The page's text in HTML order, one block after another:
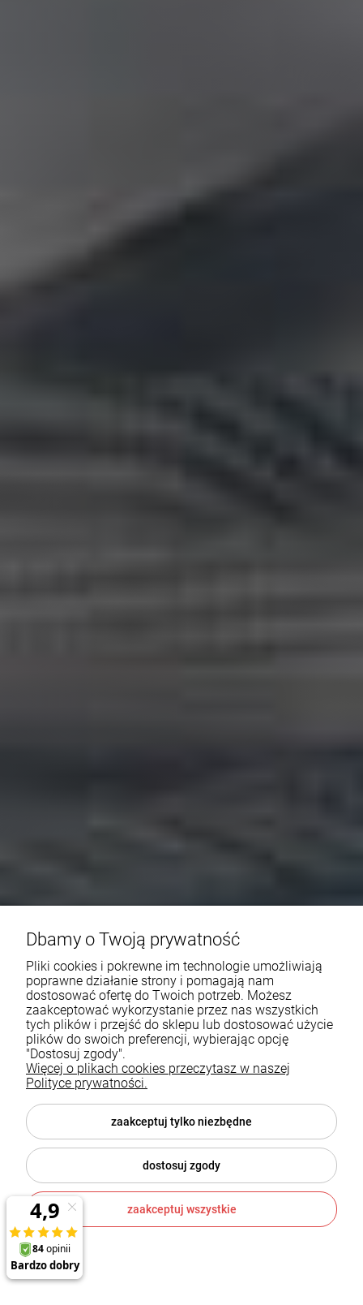
Dbamy o Twoją prywatność
Pliki cookies i pokrewne im technologie umożliwiają
poprawne działanie strony i pomagają nam
dostosować ofertę do Twoich potrzeb. Możesz
zaakceptować wykorzystanie przez nas wszystkich
tych plików i przejść do sklepu lub dostosować użycie
plików do swoich preferencji, wybierając opcję
"Dostosuj zgody".
Więcej o plikach cookies przeczytasz w naszej
Polityce prywatności.
zaakceptuj tylko niezbędne
dostosuj zgody
zaakceptuj wszystkie